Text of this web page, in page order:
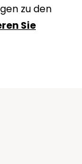
zu den
Sie